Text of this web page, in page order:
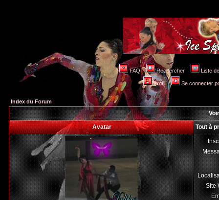
FAQ Rechercher Liste
Profil Se connecter
Index du Forum
Avatar
Tout à
Site